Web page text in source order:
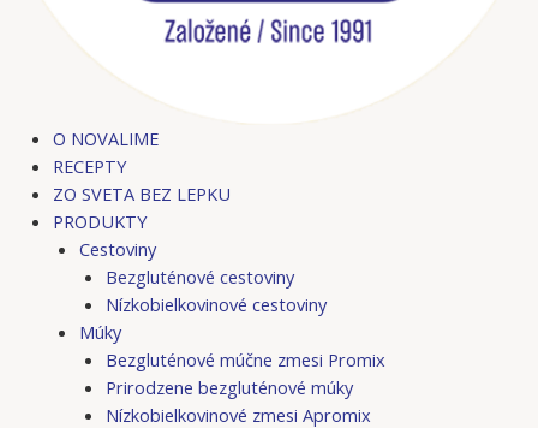
O NOVALIME
RECEPTY
ZO SVETA BEZ LEPKU
PRODUKTY
Cestoviny
Bezgluténové cestoviny
Nízkobielkovinové cestoviny
Múky
Bezgluténové múčne zmesi Promix
Prirodzene bezgluténové múky
Nízkobielkovinové zmesi Apromix